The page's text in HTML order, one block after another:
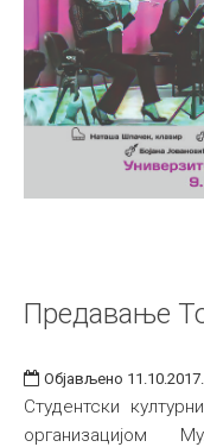
Предавање
Објављено 11.10.2017.
Студентски
организацијом